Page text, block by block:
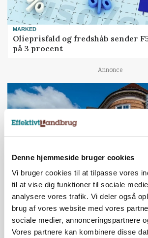
Denne hjemmeside bruger cookies
Vi bruger cookies til at tilpasse vores
til at vise dig funktioner til sociale
analysere vores trafik. Vi deler også
brug af vores website med vores
sociale medier, annonceringspartnere
Vores partnere kan kombinere disse
MARKED
Olieprisfald og fredshåb sender
på 3 procent
Annonce
Lave grisepriser og nye regler
forsigtighed